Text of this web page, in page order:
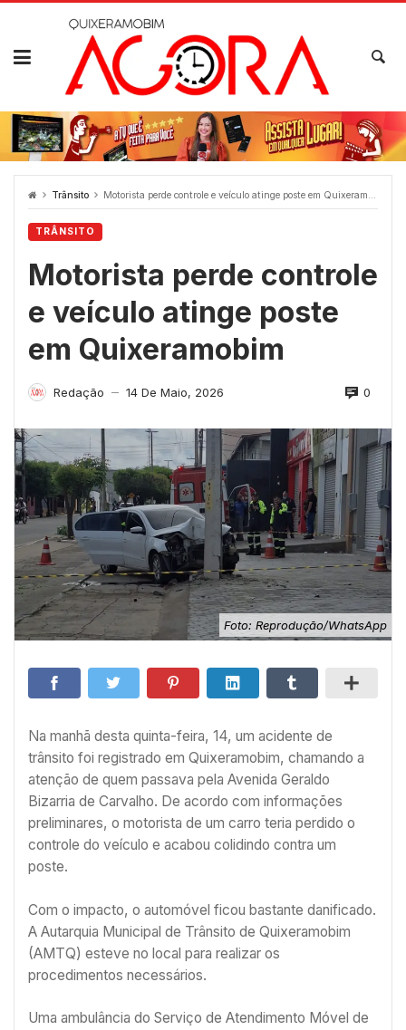
Skip
Trânsito Motorista perde controle e veículo atinge poste em Quixeramobim
TRÂNSITO
Motorista perde controle
e veículo atinge poste
em Quixeramobim
Redação — 14 De Maio, 2026 0
Foto: Reprodução/WhatsApp
Na manhã desta quinta-feira, 14, um acidente de
trânsito foi registrado em Quixeramobim, chamando a
atenção de quem passava pela Avenida Geraldo
Bizarria de Carvalho. De acordo com informações
preliminares, o motorista de um carro teria perdido o
controle do veículo e acabou colidindo contra um
poste.
Com o impacto, o automóvel ficou bastante danificado.
A Autarquia Municipal de Trânsito de Quixeramobim
(AMTQ) esteve no local para realizar os
procedimentos necessários.
Uma ambulância do Serviço de Atendimento Móvel de